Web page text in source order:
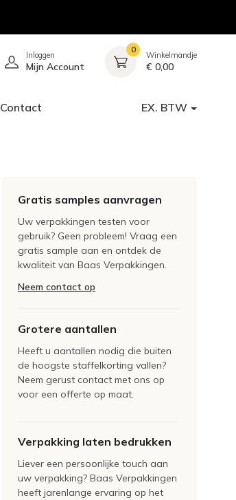
Inloggen
Mijn Account
0
Winkelmandje
€ 0,00
Contact EX. BTW
Gratis samples aanvragen
Uw verpakkingen testen voor
gebruik? Geen probleem! Vraag een
gratis sample aan en ontdek de
kwaliteit van Baas Verpakkingen.
Neem contact op
Grotere aantallen
Heeft u aantallen nodig die buiten
de hoogste staffelkorting vallen?
Neem gerust contact met ons op
voor een offerte op maat.
Verpakking laten bedrukken
Liever een persoonlijke touch aan
uw verpakking? Baas Verpakkingen
heeft jarenlange ervaring op het